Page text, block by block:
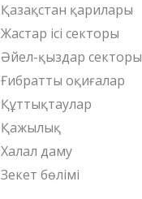
Қазақстан қарилары
Жастар ісі секторы
Әйел-қыздар секторы
Ғибратты оқиғалар
Құттықтаулар
Қажылық
Халал даму
Зекет бөлімі